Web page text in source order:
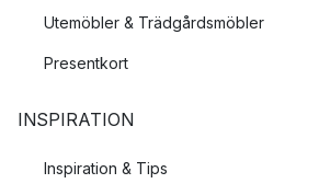
Utemöbler & Trädgårdsmöbler
Presentkort
INSPIRATION
Inspiration & Tips